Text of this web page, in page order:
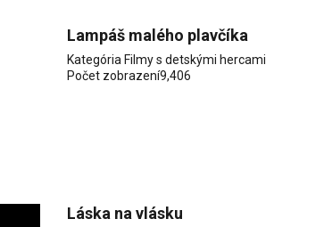
Lampáš malého plavčíka
Kategória Filmy s detskými hercami
Počet zobrazení9,406
Láska na vlásku